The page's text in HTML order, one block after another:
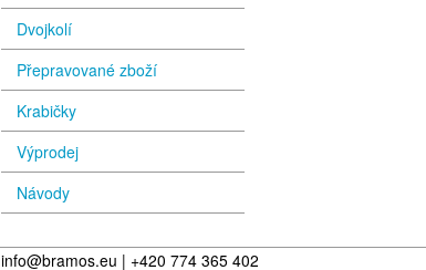
Dvojkolí
Přepravované zboží
Krabičky
Výprodej
Návody
info@bramos.eu | +420 774 365 402